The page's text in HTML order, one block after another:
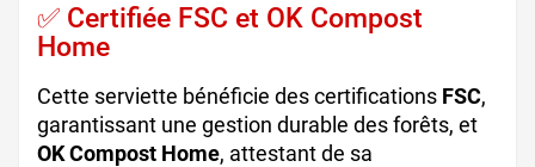
✅ Certifiée FSC et OK Compost
Home
Cette serviette bénéficie des certifications FSC,
garantissant une gestion durable des forêts, et
OK Compost Home, attestant de sa